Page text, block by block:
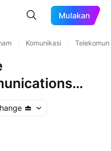
Mulakan
Komunikasi